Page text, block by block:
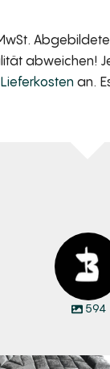
abweichen!
an.
594